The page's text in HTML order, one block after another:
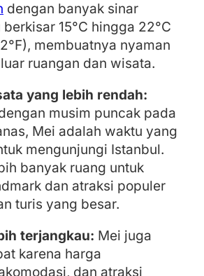
dengan banyak sinar
15°C hingga 22°C
membuatnya nyaman
ruangan dan wisata.
yang lebih rendah:
musim puncak pada
Mei adalah waktu yang
mengunjungi Istanbul.
banyak ruang untuk
dan atraksi populer
turis yang besar.
terjangkau: Mei juga
karena harga
dan atraksi